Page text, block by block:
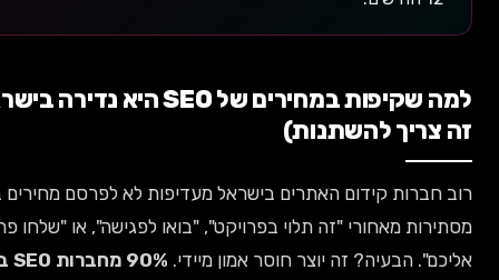
למה שקיפות במחירים של SEO היא נדירה בישראל (ולמה
האתרים בישראל מעדיפות לא לפרסם מחירים באתר. הן
"זה תלוי בפרויקט", "בואו לפגישה", או "שלחו פרטים ונחזור
זה יוצר חוסר אמון מיידי.
90% מחברות SEO בישראל